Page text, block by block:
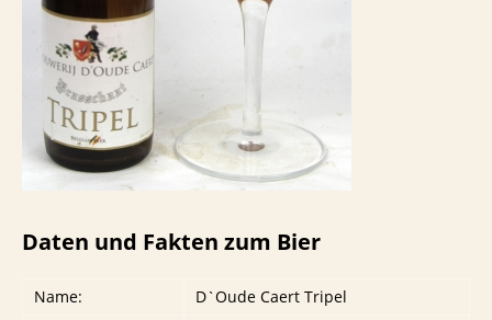
Daten und Fakten zum Bier
Name:
D`Oude Caert Tripel